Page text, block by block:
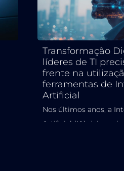
Transformação
líderes de TI
frente na
ferramentas de
Artificial
Nos últimos anos, a
Artificial (IA) deixou de